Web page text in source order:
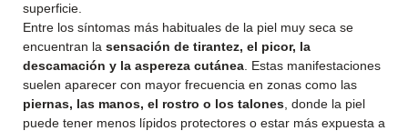
superficie.
Entre los síntomas más habituales de la piel muy seca se
encuentran la sensación de tirantez, el picor, la
descamación y la aspereza cutánea . Estas manifestaciones
suelen aparecer con mayor frecuencia en zonas como las
piernas, las manos, el rostro o los talones , donde la piel
puede tener menos lípidos protectores o estar más expuesta a